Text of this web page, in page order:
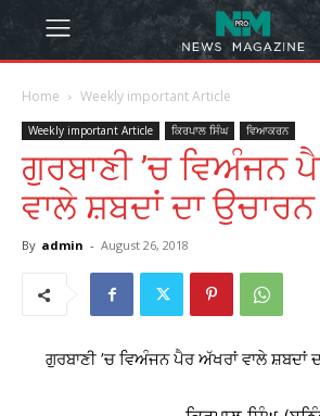
Home Weekly important Article
Weekly important Article ਕਿਰਪਾਲ ਸਿੰਘ ਵਿਆਕਰਨ
ਗੁਰਬਾਣੀ ’ਚ ਵਿਅੰਜਨ
ਵਾਲੇ ਸ਼ਬਦਾਂ ਦਾ
By admin - August 26, 2018
ਗੁਰਬਾਣੀ ’ਚ ਵਿਅੰਜਨ ਪੈਰ ਅੱਖਰਾਂ ਵਾਲੇ ਸ਼ਬਦਾਂ